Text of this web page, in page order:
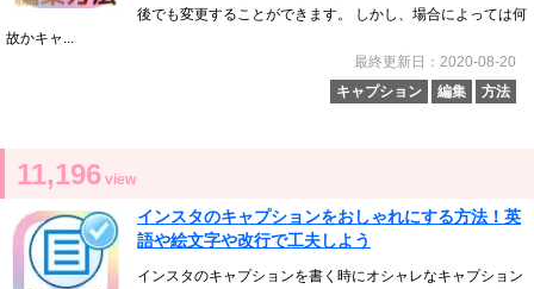
後でも変更することができます。 しかし、場合によっては何
故かキャ...
最終更新日：2020-08-20
キャプション
編集 方法
11,196 view
インスタのキャプションをおしゃれにする方法！英
語や絵文字や改行で工夫しよう
インスタのキャプションを書く時にオシャレなキャプション